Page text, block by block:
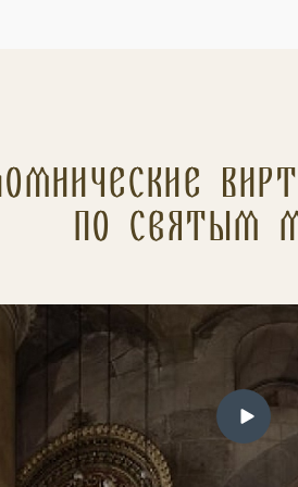
по святым